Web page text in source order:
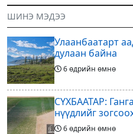
гал Морин жилийн Зуны адаг
хөхөгчин хонь сарын шинийн
19, Адъяа /Асралт/
ШИНЭ МЭДЭЭ
Улаанбаатарт
дулаан байна
6 өдрийн өмнө
СҮХБААТАР:
нүүдлийг
дүнгээ өгч
6 өдрийн өмнө